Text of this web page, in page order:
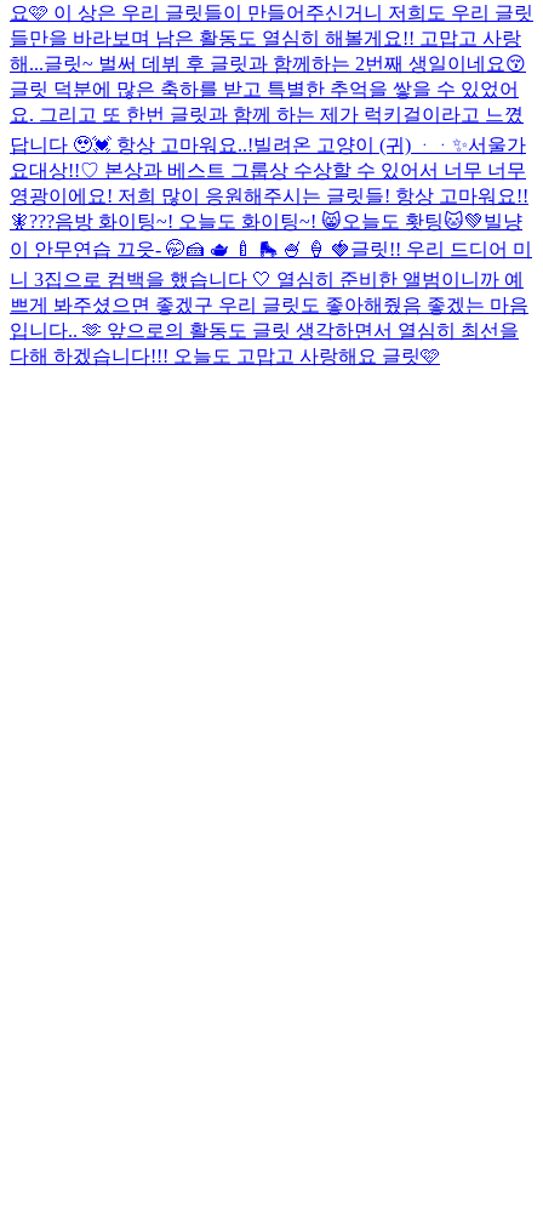
요🩷 이 상은 우리 글릿들이 만들어주신거니 저희도 우리 글릿
들만을 바라보며 남은 활동도 열심히 해볼게요!! 고맙고 사랑
해...글릿~ 벌써 데뷔 후 글릿과 함께하는 2번째 생일이네요😚
글릿 덕분에 많은 축하를 받고 특별한 추억을 쌓을 수 있었어
요. 그리고 또 한번 글릿과 함께 하는 제가 럭키걸이라고 느꼈
답니다 🥹💓 항상 고마워요..!빌려온 고양이 (귀) ᆞᆞ✨서울가
요대상!!♡ 본상과 베스트 그룹상 수상할 수 있어서 너무 너무
영광이에요! 저희 많이 응원해주시는 글릿들! 항상 고마워요!!
🧚???음방 화이팅~! 오늘도 화이팅~! 😸오늘도 홧팅🐱💚빌냥
이 안무연습 끄읏- 🤭🍰 🫖 🍼 🛼 🍧 🍦 🍓글릿!! 우리 드디어 미
니 3집으로 컴백을 했습니다 🤍 열심히 준비한 앨범이니까 예
쁘게 봐주셨으면 좋겠구 우리 글릿도 좋아해줬음 좋겠는 마음
입니다.. 🫶 앞으로의 활동도 글릿 생각하면서 열심히 최선을
다해 하겠습니다!!! 오늘도 고맙고 사랑해요 글릿🩷